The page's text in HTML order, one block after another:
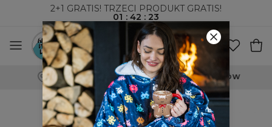
2+1 GRATIS! TRZECI PRODUKT GRATIS!
01 : 42 : 22
WYSYŁKA ZA POBRANIEM I DO PACZKOMATÓW